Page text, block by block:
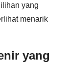
yang
menarik
yang